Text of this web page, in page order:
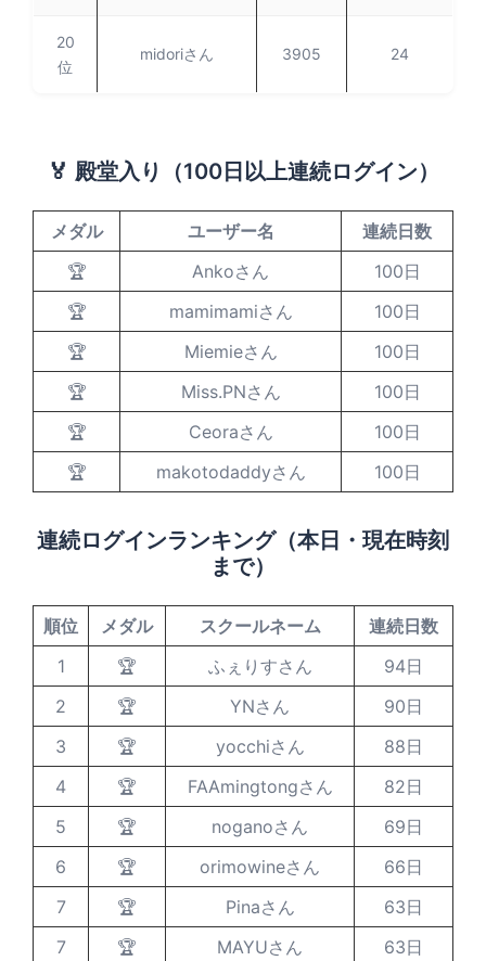
20
位
midoriさん 3905 24
🏅 殿堂入り（100日以上連続ログイン）
メダル ユーザー名
連続日数
🏆
Ankoさん
100日
🏆
mamimamiさん
100日
🏆
Miemieさん
100日
🏆
Miss.PNさん
100日
🏆
Ceoraさん
100日
🏆
makotodaddyさん 100日
連続ログインランキング（本日・現在時刻
まで）
順位 メダル スクールネーム
連続日数
1
🏆 ふぇりすさん
94日
2
🏆 YNさん
90日
3
🏆 yocchiさん
88日
4
🏆 FAAmingtongさん
82日
5
🏆 noganoさん
69日
6
🏆 orimowineさん
66日
7
🏆 Pinaさん
63日
7
🏆 MAYUさん
63日